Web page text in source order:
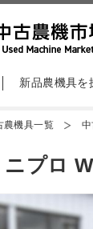
新品農機具を
農機具一覧
ニプロ